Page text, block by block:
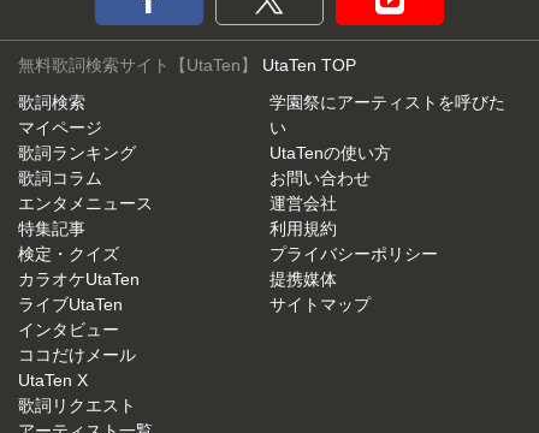
無料歌詞検索サイト【UtaTen】 UtaTen TOP
歌詞検索
マイページ
歌詞ランキング
歌詞コラム
エンタメニュース
特集記事
検定・クイズ
カラオケUtaTen
ライブUtaTen
インタビュー
ココだけメール
UtaTen X
歌詞リクエスト
学園祭にアーティストを呼びた
い
UtaTenの使い方
お問い合わせ
運営会社
利用規約
プライバシーポリシー
提携媒体
サイトマップ